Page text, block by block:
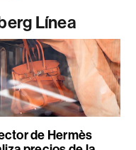
Línea
de Hermès